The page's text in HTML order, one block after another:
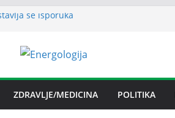
se isporuka
stabilno
ZDRAVLJE/MEDICINA POLITIKA